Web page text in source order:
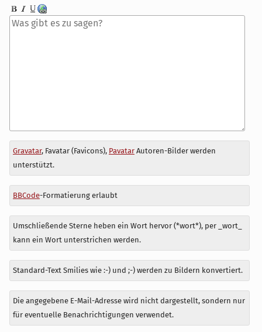
Antwort
zu
Gravatar, Favatar (Favicons), PavatarAutoren-Bilder werden
unterstützt.
BBCode-Formatierung erlaubt
Umschließende Sterne heben ein Wort hervor (*wort*), per _wort_
kann ein Wort unterstrichen werden.
Standard-Text Smilies wie :-) und ;-) werden zu Bildern konvertiert.
Die angegebene E-Mail-Adresse wird nicht dargestellt, sondern nur
für eventuelle Benachrichtigungen verwendet.